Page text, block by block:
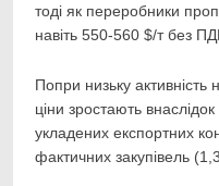
тоді як переробники
навіть 550-560 $/т без
Попри низьку активність
ціни зростають
укладених експортних
фактичних закупівель